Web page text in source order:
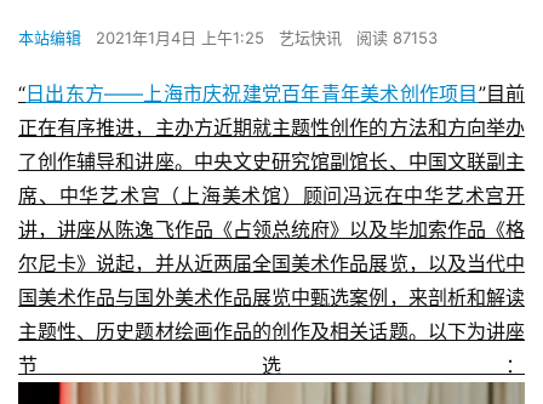
本站编辑 2021年1月4日 上午1:25 艺坛快讯 阅读 87153
“ 日出东方——上海市庆祝建党百年青年美术创作项目 ”目前
正在有序推进，主办方近期就主题性创作的方法和方向举办
了创作辅导和讲座。中央文史研究馆副馆长、中国文联副主
席、中华艺术宫（上海美术馆）顾问冯远在中华艺术宫开
讲，讲座从陈逸飞作品《占领总统府》以及毕加索作品《格
尔尼卡》说起，并从近两届全国美术作品展览，以及当代中
国美术作品与国外美术作品展览中甄选案例，来剖析和解读
主题性、历史题材绘画作品的创作及相关话题。以下为讲座
节选：